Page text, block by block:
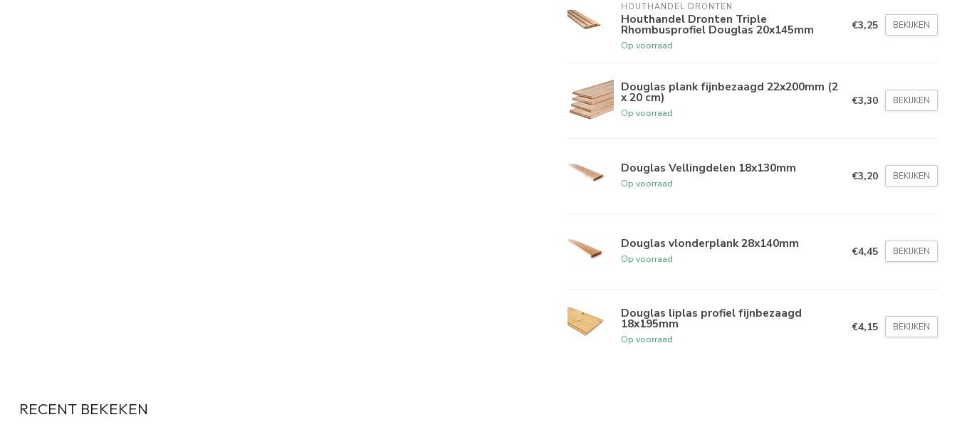
HOUTHANDEL DRONTEN
Houthandel Dronten Triple
Rhombusprofiel Douglas 20x145mm
Op voorraad
€3,25 BEKIJKEN
Douglas plank fijnbezaagd 22x200mm (2
x 20 cm)
Op voorraad
€3,30 BEKIJKEN
Douglas Vellingdelen 18x130mm
Op voorraad
€3,20 BEKIJKEN
Douglas vlonderplank 28x140mm
Op voorraad
€4,45 BEKIJKEN
Douglas liplas profiel fijnbezaagd
18x195mm
Op voorraad
€4,15 BEKIJKEN
RECENT BEKEKEN